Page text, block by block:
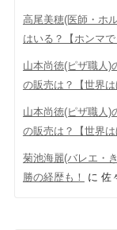
高尾美穂(医師・ホ
はいる？【ホンマで
山本尚徳(ピザ職人)
の販売は？【世界は
山本尚徳(ピザ職人)
の販売は？【世界は
菊池海麗(バレエ・
勝の経歴も！
に 佐